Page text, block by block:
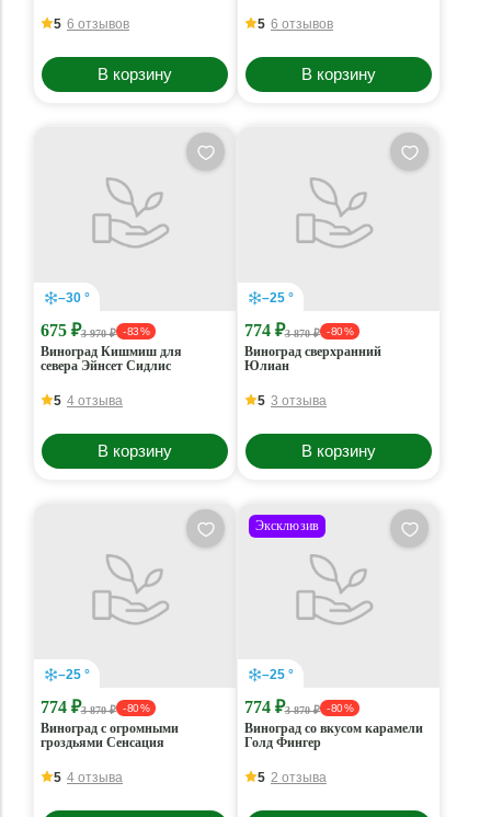
5 6 отзывов
В корзину
5 6 отзывов
В корзину
–30 °
675 ₽3 970 ₽ - 83 %
Виноград Кишмиш для
севера Эйнсет Сидлис
5 4 отзыва
В корзину
–25 °
774 ₽3 870 ₽ - 80 %
Виноград сверхранний
Юлиан
5 3 отзыва
В корзину
–25 °
774 ₽3 870 ₽ - 80 %
Виноград с огромными
гроздьями Сенсация
5 4 отзыва
Эксклюзив
–25 °
774 ₽3 870 ₽ - 80 %
Виноград со вкусом карамели
Голд Фингер
5 2 отзыва